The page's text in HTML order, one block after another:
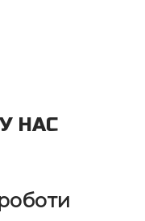
НАС